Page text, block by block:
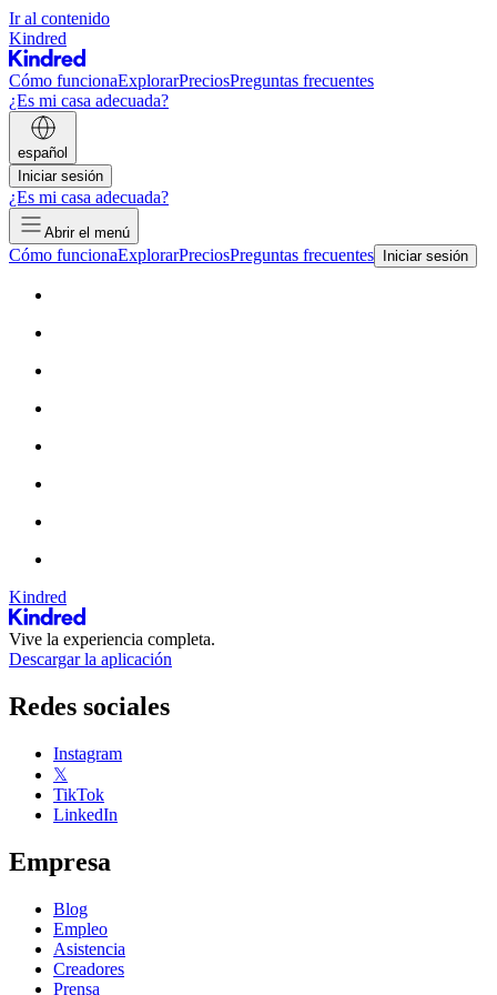
Ir al contenido
Kindred
Cómo funcionaExplorarPreciosPreguntas frecuentes
¿Es mi casa adecuada?
español
Iniciar sesión
¿Es mi casa adecuada?
Abrir el menú
Cómo funcionaExplorarPreciosPreguntas frecuentes Iniciar sesión
Kindred
Vive la experiencia completa.
Descargar la aplicación
Redes sociales
Instagram
𝕏
TikTok
LinkedIn
Empresa
Blog
Empleo
Asistencia
Creadores
Prensa